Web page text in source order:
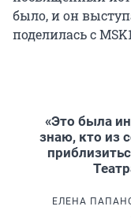
было, и он
поделилась с
«Это была
знаю, кто из
ЕЛЕНА